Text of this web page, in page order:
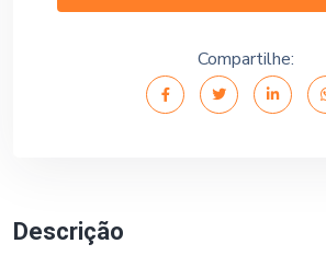
Descrição
Compartilhe: